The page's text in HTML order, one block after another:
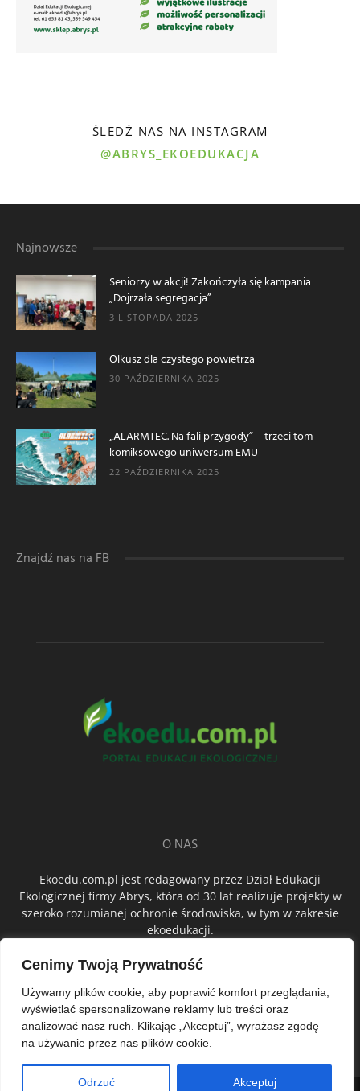
Cenimy Twoją Prywatność
Używamy plików cookie, aby poprawić komfort przeglądania,
wyświetlać spersonalizowane reklamy lub treści oraz
analizować nasz ruch. Klikając „Akceptuj”, wyrażasz zgodę
na używanie przez nas plików cookie.
Odrzuć Akceptuj
ŚLEDŹ NAS NA INSTAGRAM
@ABRYS_EKOEDUKACJA
Najnowsze
Seniorzy w akcji! Zakończyła się kampania
„Dojrzała segregacja”
3 LISTOPADA 2025
Olkusz dla czystego powietrza
30 PAŹDZIERNIKA 2025
„ALARMTEC. Na fali przygody” – trzeci tom
komiksowego uniwersum EMU
22 PAŹDZIERNIKA 2025
Znajdź nas na FB
O NAS
Ekoedu.com.pl jest redagowany przez Dział Edukacji
Ekologicznej firmy Abrys, która od 30 lat realizuje projekty w
szeroko rozumianej ochronie środowiska, w tym w zakresie
ekoedukacji.
ŚLEDŹ NAS